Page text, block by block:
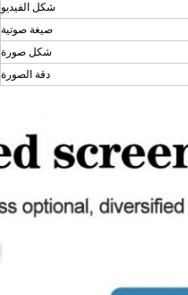
شكل الفيديو
صيغة صوتية
شكل صورة
دقة الصورة